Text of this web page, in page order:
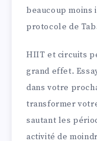
beaucoup moins
protocole de
HIIT et circuits
grand effet.
dans votre
transformer
sautant les
activité de